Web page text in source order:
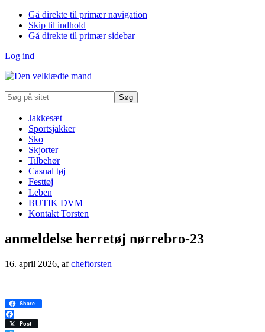
Gå direkte til primær navigation
Skip til indhold
Gå direkte til primær sidebar
Log ind
Søg
på
Jakkesæt
Sportsjakker
Sko
Skjorter
Tilbehør
Casual tøj
Festtøj
Leben
BUTIK DVM
Kontakt Torsten
anmeldelse herretøj nørrebro-23
16. april 2026, afcheftorsten
Share
Facebook
Post